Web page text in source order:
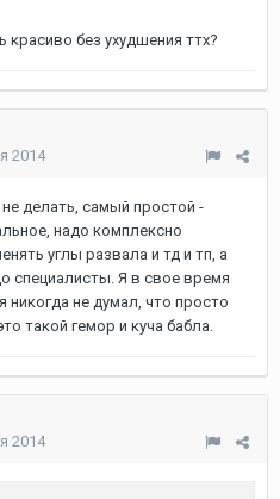
без ухудшения ттх?
2014
делать, самый простой -
надо комплексно
углы развала и тд и тп, а
специалисты. Я в свое время
не думал, что просто
такой гемор и куча бабла.
2014